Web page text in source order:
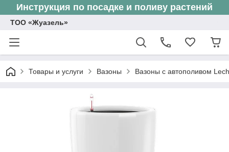
Инструкция по посадке и поливу растений
ТОО «Жуазель»
Товары и услуги Вазоны Вазоны с автополивом